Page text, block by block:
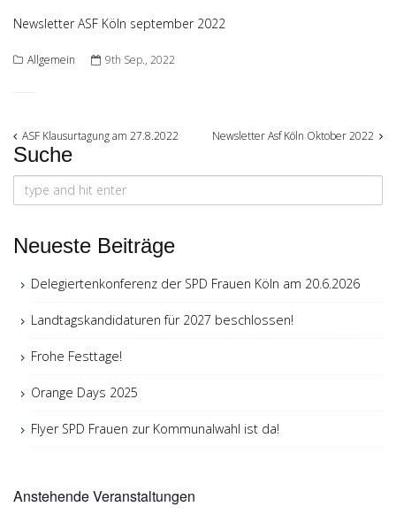
Newsletter ASF Köln september 2022
Allgemein 9th Sep., 2022
Post
navigation
ASF Klausurtagung am 27.8.2022 Newsletter Asf Köln Oktober 2022
Suche
Search
for:
Neueste Beiträge
Delegiertenkonferenz der SPD Frauen Köln am 20.6.2026
Landtagskandidaturen für 2027 beschlossen!
Frohe Festtage!
Orange Days 2025
Flyer SPD Frauen zur Kommunalwahl ist da!
Anstehende Veranstaltungen